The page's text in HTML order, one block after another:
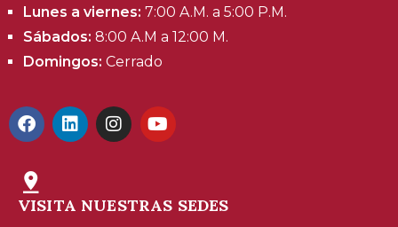
Lunes a viernes: 7:00 A.M. a 5:00 P.M.
Sábados: 8:00 A.M a 12:00 M.
Domingos: Cerrado
VISITA NUESTRAS SEDES